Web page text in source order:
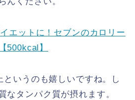
エットに！セブンのカロリー
500kcal】
というのも嬉しいですね。し
なタンパク質が摂れます。